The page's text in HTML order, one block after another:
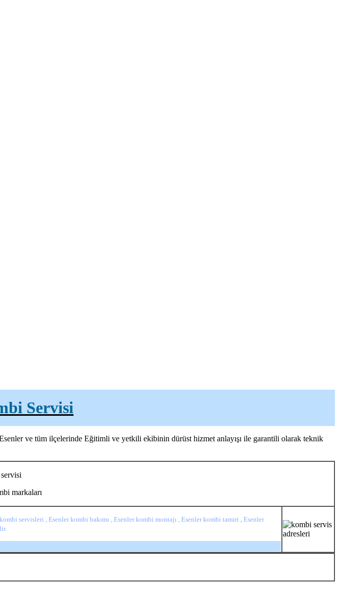
Servisi
ve tüm ilçelerinde Eğitimli ve yetkili ekibinin dürüst hizmet anlayışı ile garantili olarak teknik
servisleri , Esenler kombi bakımı , Esenler kombi montajı , Esenler kombi tamiri , Esenler